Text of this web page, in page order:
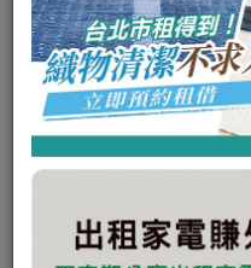
我的狀態: 正常
未回應次數: 0
取消次數: 0